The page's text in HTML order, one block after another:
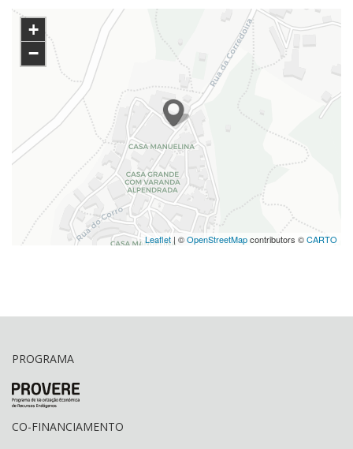
+
−
Leaflet| ©OpenStreetMapcontributors ©CARTO
PROGRAMA
CO-FINANCIAMENTO